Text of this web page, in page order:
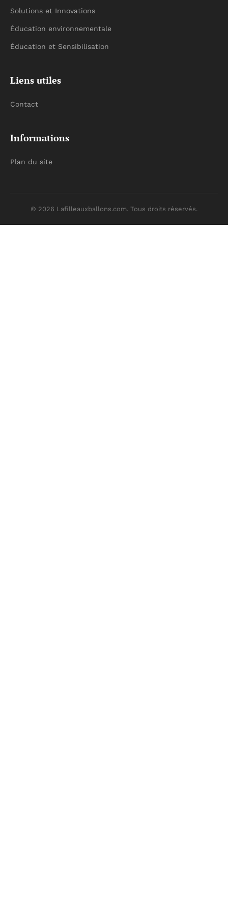
Solutions et Innovations
Éducation environnementale
Éducation et Sensibilisation
Liens utiles
Contact
Informations
Plan du site
© 2026 Lafilleauxballons.com. Tous droits réservés.